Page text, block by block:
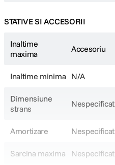
STATIVE SI ACCESORII
Inaltime
maxima
Accesoriu
Inaltime minima N/A
Dimensiune
strans
Nespecificat
Amortizare Nespecificat
Sarcina maxima Nespecificat